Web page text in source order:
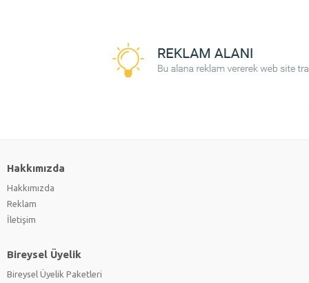
Hakkımızda
Hakkımızda
Reklam
İletişim
Bireysel Üyelik
Bireysel Üyelik Paketleri